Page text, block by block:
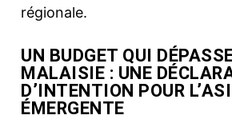
régionale.
UN BUDGET QUI
MALAISIE : UNE
D’INTENTION POUR
ÉMERGENTE